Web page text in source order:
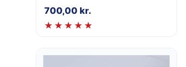
700,00 kr.